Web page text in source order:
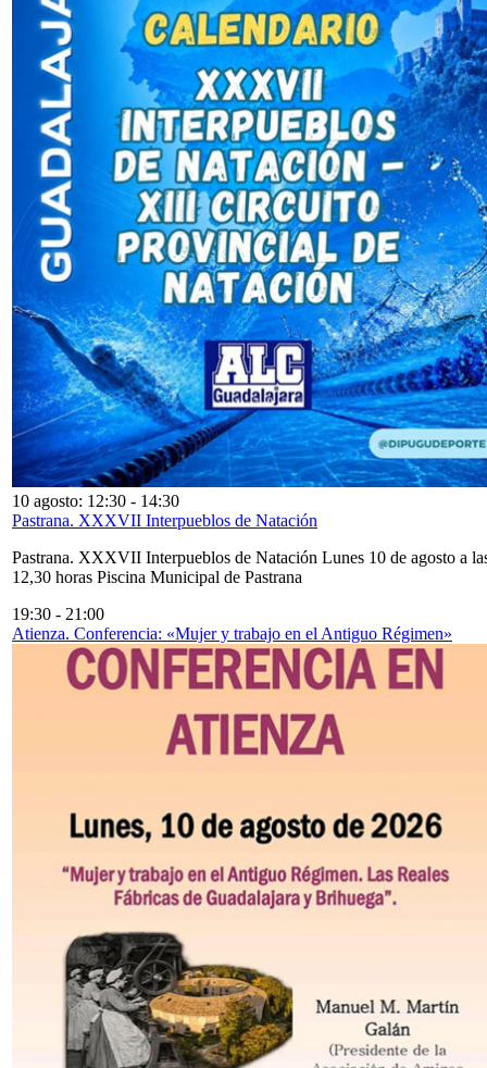
10 agosto: 12:30 - 14:30
Pastrana. XXXVII Interpueblos de Natación
Pastrana. XXXVII Interpueblos de Natación Lunes 10 de agosto a
12,30 horas Piscina Municipal de Pastrana
19:30 - 21:00
Atienza. Conferencia: «Mujer y trabajo en el Antiguo Régimen»